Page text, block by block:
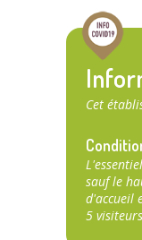
Cet
sauf le
d'accueil
5